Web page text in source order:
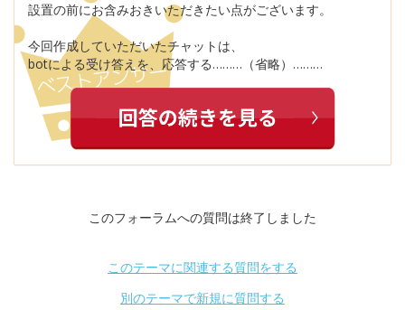
設置の前にお含みおきいただきたい点がございます。
今回作成していただいたチャットは、
botによる受け答えを、応答する………（省略）………
このフォーラムへの質問は終了しました
このテーマに関連する質問をする
別のテーマで新規に質問する